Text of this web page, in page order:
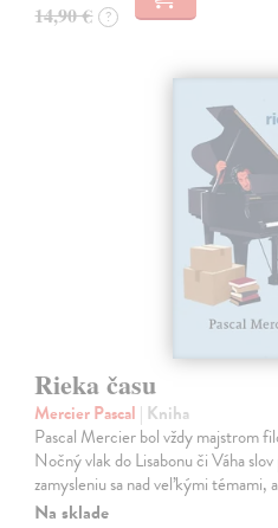
14,90 € ?
Rieka času
Mercier Pascal | Kniha
Pascal Mercier bol vždy majstrom
Nočný vlak do Lisabonu či Váha
zamysleniu sa nad veľkými témami,
Na sklade